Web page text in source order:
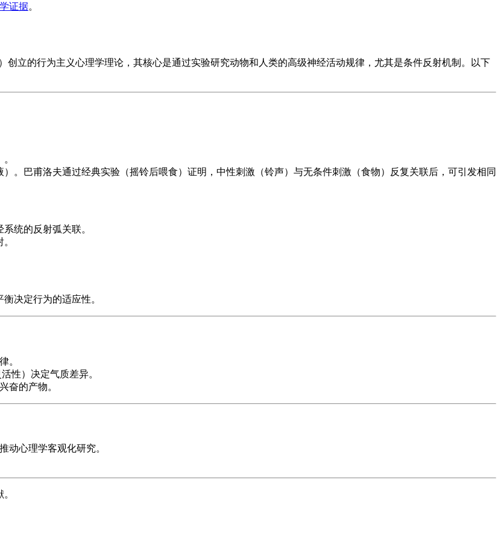
证据。
创立的行为主义心理学理论，其核心是通过实验研究动物和人类的高级神经活动规律，尤其是条件反射机制。以下
。巴甫洛夫通过经典实验（摇铃后喂食）证明，中性刺激（铃声）与无条件刺激（食物）反复关联后，可引发相同
统的反射弧关联。
决定行为的适应性。
。
性）决定气质差异。
奋的产物。
动心理学客观化研究。